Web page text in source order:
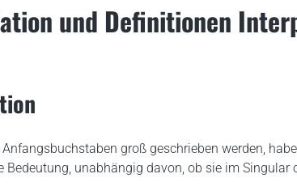
und Definitionen
Anfangsbuchstaben groß geschrieben werden,
Bedeutung, unabhängig davon, ob sie im Singular